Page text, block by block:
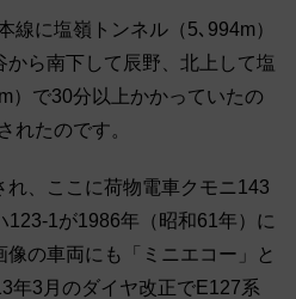
線に塩嶺トンネル（5､994m）
ら南下して辰野、北上して塩
）で30分以上かかっていたの
れたのです。
れ、ここに荷物電車クモニ143
123-1が1986年（昭和61年）に
の車両にも「ミニエコー」と
年3月のダイヤ改正でE127系